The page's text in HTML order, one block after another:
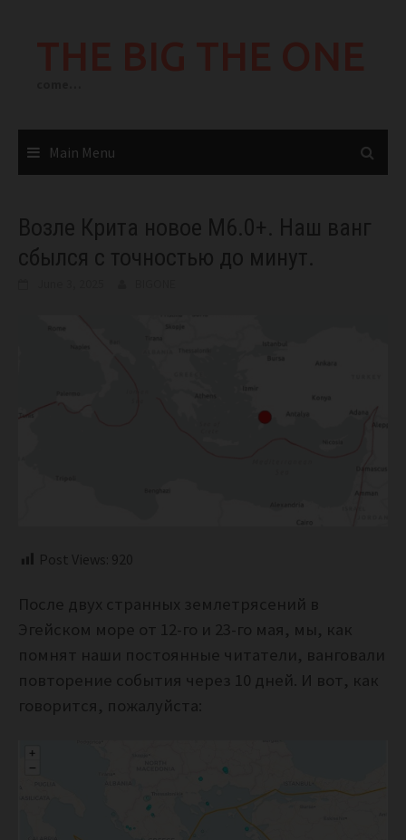
Main Menu
Возле Крита новое М6.0+. Наш ванг
сбылся с точностью до минут.
Post Views: 920
После двух странных землетрясений в
Эгейском море от 12-го и 23-го мая, мы, как
помнят наши постоянные читатели, ванговали
повторение события через 10 дней. И вот, как
говорится, пожалуйста: